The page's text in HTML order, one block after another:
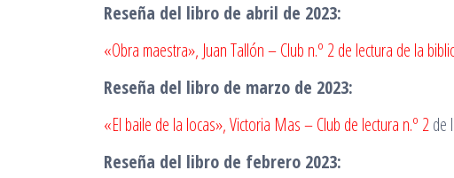
Reseña del libro de abril de 2023:
«Obra maestra», Juan Tallón – Club n.º 2 de lectura de la
Reseña del libro de marzo de 2023:
«El baile de la locas», Victoria Mas – Club de lectura n.º 2de
Reseña del libro de febrero 2023: